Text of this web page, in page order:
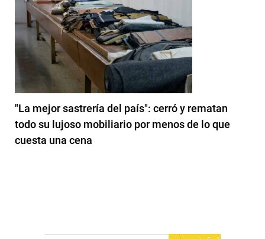
"La mejor sastrería del país": cerró y rematan
todo su lujoso mobiliario por menos de lo que
cuesta una cena